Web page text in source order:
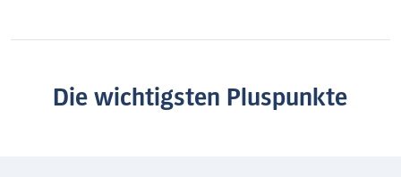
Die wichtigsten Pluspunkte